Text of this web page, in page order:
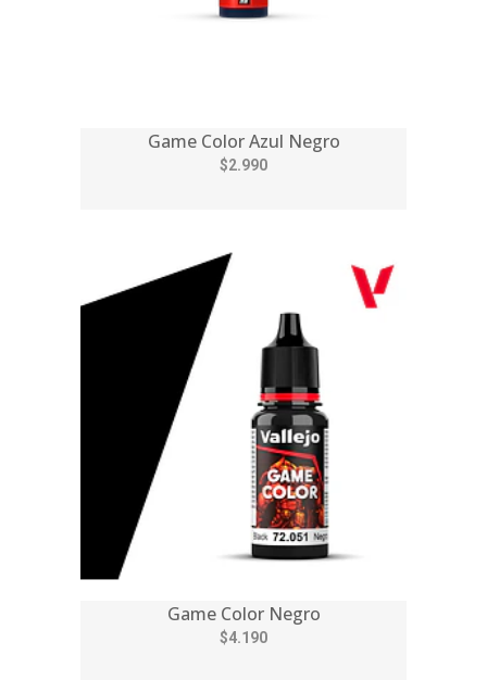
Game Color Azul Negro
$2.990
Game Color Negro
$4.190